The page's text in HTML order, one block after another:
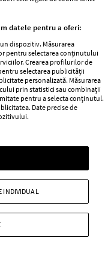
datele pentru a oferi:
dispozitiv. Măsurarea
pentru selectarea conținutului
Crearea profilurilor de
selectarea publicității
personalizată. Măsurarea
prin statistici sau combinații
pentru a selecta conținutul.
Date precise de
INDIVIDUAL